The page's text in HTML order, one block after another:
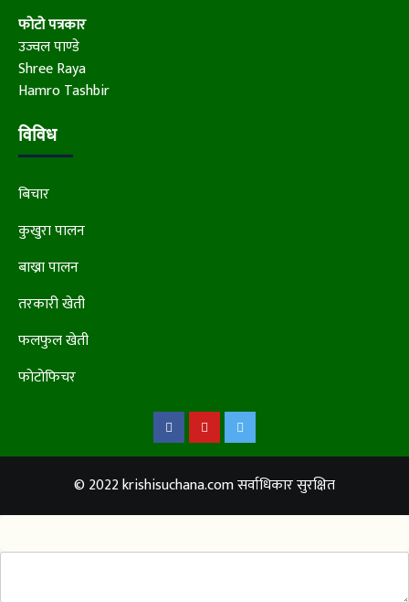
फोटो पत्रकार
उज्वल पाण्डे
Shree Raya
Hamro Tashbir
विविध
बिचार
कुखुरा पालन
बाख्रा पालन
तरकारी खेती
फलफुल खेती
फाेटाेफिचर
FacebookYoutubeTwitter
© 2022 krishisuchana.com सर्वाधिकार सुरक्षित